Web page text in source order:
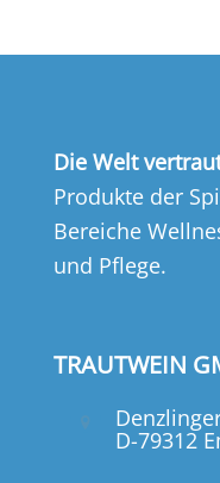
Die Welt
Produkte der
Bereiche
und Pflege.
TRAUTWEIN
D-79312